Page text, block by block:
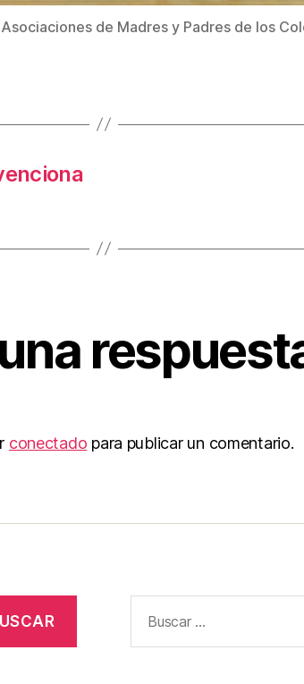
de Madres y Padres de los
conectado para publicar un comentario.